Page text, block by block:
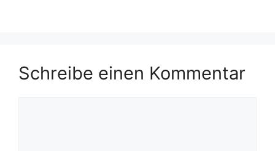
Schreibe einen Kommentar